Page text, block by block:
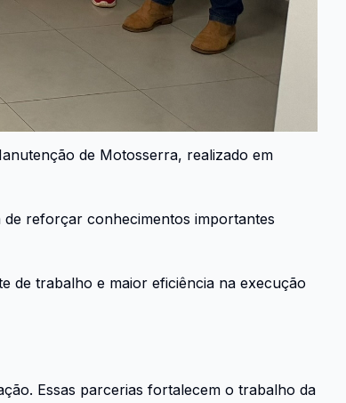
de Motosserra, realizado em
reforçar conhecimentos importantes
de trabalho e maior eficiência na execução
Essas parcerias fortalecem o trabalho da